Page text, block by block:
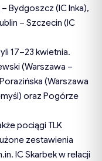
Bydgoszcz (IC Inka),
– Szczecin (IC
17–23 kwietnia.
(Warszawa –
(Warszawa
oraz Pogórze
pociągi TLK
zestawienia
IC Skarbek w relacji